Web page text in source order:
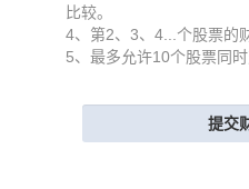
比较。
4、第2、3、4...个股票的
5、最多允许10个股票同